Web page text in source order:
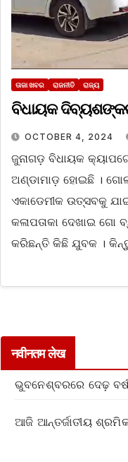
ତାଜା ଖବର ରାଜନୀତି ରାଜ୍ୟ
ବିଧାୟକ
OCTOBER 4, 2024
ଜୁନାଗଡ଼ ବିଧାୟକ
ଅଣ୍ଡାମାଡ଼ ହୋଇଛି ।
ଏକାଡେମୀକ ଉତ୍ସବକୁ
କଳାପତାକା ଦେଖାଇ ଗୋ
କରିଛନ୍ତି କିଛି ଯୁବକ ।
नवीनतम लेख
ଭୁବନେଶ୍ବରରେ ଦେଢ଼
ଆଜି ଆନ୍ତର୍ଜାତୀୟ